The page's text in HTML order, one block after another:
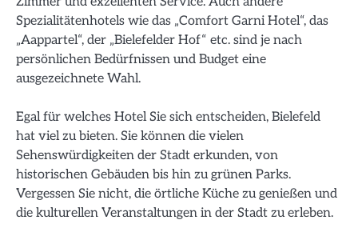
Spezialitätenhotels wie das „Comfort Garni Hotel“, das
„Aappartel“, der „Bielefelder Hof“ etc. sind je nach
persönlichen Bedürfnissen und Budget eine
ausgezeichnete Wahl.
Egal für welches Hotel Sie sich entscheiden, Bielefeld
hat viel zu bieten. Sie können die vielen
Sehenswürdigkeiten der Stadt erkunden, von
historischen Gebäuden bis hin zu grünen Parks.
Vergessen Sie nicht, die örtliche Küche zu genießen und
die kulturellen Veranstaltungen in der Stadt zu erleben.